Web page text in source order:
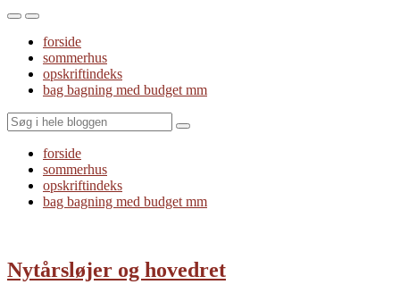
Toggle
mobile
menu
Toggle
the
search
field
forside
sommerhus
opskriftindeks
bag bagning med budget mm
Search
forside
sommerhus
opskriftindeks
bag bagning med budget mm
Nytårsløjer og hovedret